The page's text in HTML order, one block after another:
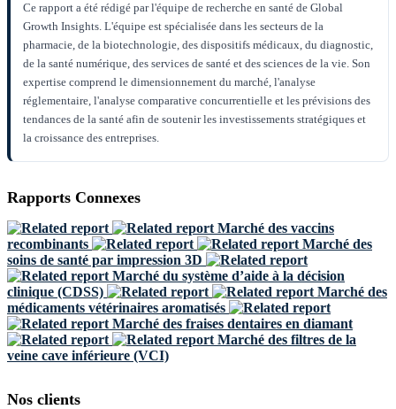
Ce rapport a été rédigé par l'équipe de recherche en santé de Global
Growth Insights. L'équipe est spécialisée dans les secteurs de la
pharmacie, de la biotechnologie, des dispositifs médicaux, du diagnostic,
de la santé numérique, des services de santé et des sciences de la vie. Son
expertise comprend le dimensionnement du marché, l'analyse
réglementaire, l'analyse comparative concurrentielle et les prévisions des
tendances de la santé afin de soutenir les investissements stratégiques et
la croissance des entreprises.
Rapports Connexes
Marché des vaccins
recombinants
Marché des
soins de santé par impression 3D
Marché du système d’aide à la décision
clinique (CDSS)
Marché des
médicaments vétérinaires aromatisés
Marché des fraises dentaires en diamant
Marché des filtres de la
veine cave inférieure (VCI)
Nos clients